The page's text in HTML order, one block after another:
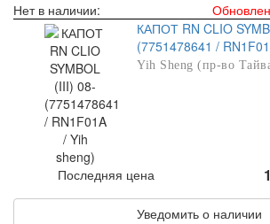
Нет в наличии:
КАПОТ RN CLIO
(7751478641 /
Yih Sheng (пр-во
Последняя цена
Уведомить о наличии